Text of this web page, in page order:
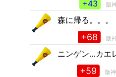
+43
阪
森に帰る。。。
+68 阪
ニンゲン…カエ
+59 阪神